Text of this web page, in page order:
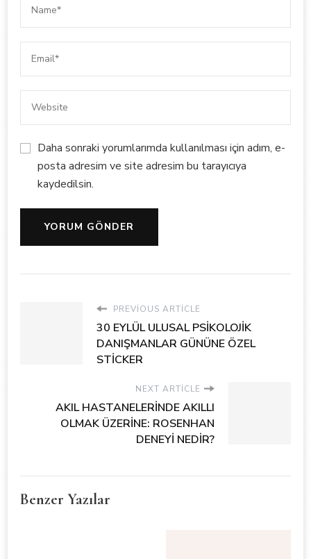
Daha sonraki yorumlarımda kullanılması için adım, e-
posta adresim ve site adresim bu tarayıcıya
kaydedilsin.
PREVIOUS ARTICLE
30 EYLÜL ULUSAL PSİKOLOJİK
DANIŞMANLAR GÜNÜNE ÖZEL
STİCKER
NEXT ARTICLE
AKIL HASTANELERİNDE AKILLI
OLMAK ÜZERİNE: ROSENHAN
DENEYİ NEDİR?
Benzer Yazılar